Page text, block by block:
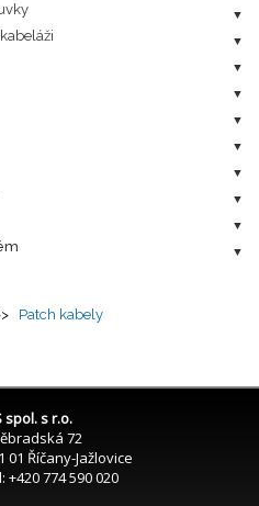
Patch kabely
spol. s r.o.
72
01 Říčany-Jažlovice
+420 774 590 020